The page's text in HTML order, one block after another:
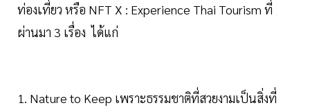
ท่องเที่ยว หรือ NFT X : Experience Thai Tourism ที่
ผ่านมา 3 เรื่อง ได้แก่
1. Nature to Keep เพราะธรรมชาติที่สวยงามเป็นสิ่งที่